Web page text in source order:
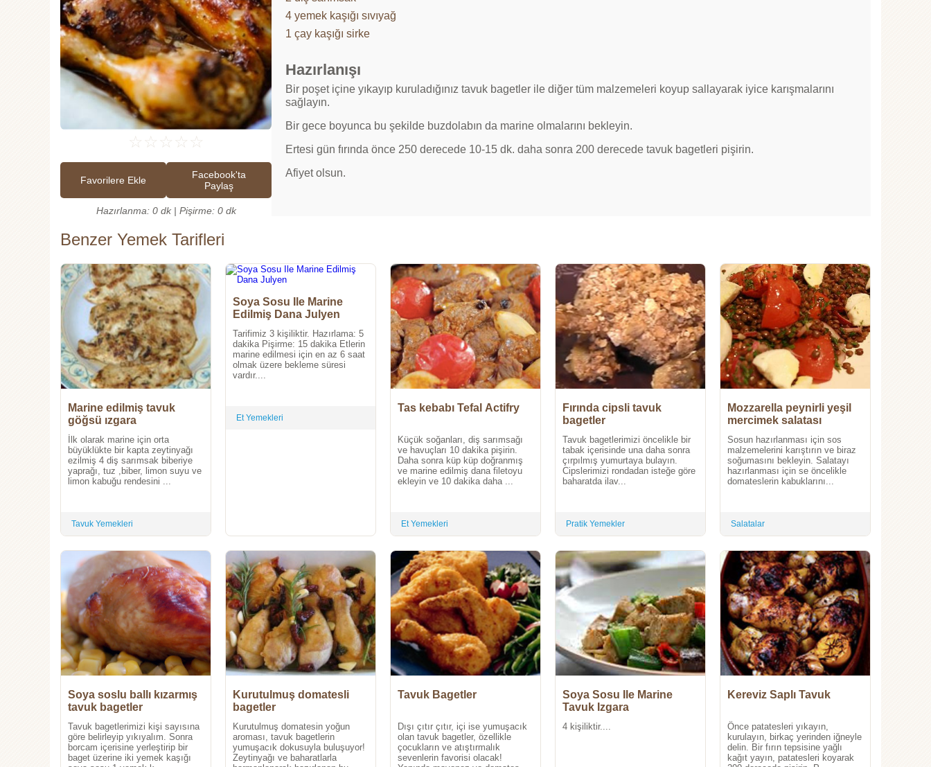
☆ ☆ ☆ ☆ ☆
Favorilere Ekle
Facebook'ta
Paylaş
Hazırlanma: 0 dk | Pişirme: 0 dk
4 yemek kaşığı sıvıyağ
1 çay kaşığı sirke
Hazırlanışı
Bir poşet içine yıkayıp kuruladığınız tavuk bagetler ile diğer tüm malzemeleri koyup sallayarak iyice karışmalarını
sağlayın.
Bir gece boyunca bu şekilde buzdolabın da marine olmalarını bekleyin.
Ertesi gün fırında önce 250 derecede 10-15 dk. daha sonra 200 derecede tavuk bagetleri pişirin.
Afiyet olsun.
Benzer Yemek Tarifleri
Marine edilmiş tavuk
göğsü ızgara
İlk olarak marine için orta
büyüklükte bir kapta zeytinyağı
ezilmiş 4 diş sarımsak biberiye
yaprağı, tuz ,biber, limon suyu ve
limon kabuğu rendesini ...
Tavuk Yemekleri
Soya Sosu Ile Marine
Edilmiş Dana Julyen
Tarifimiz 3 kişiliktir. Hazırlama: 5
dakika Pişirme: 15 dakika Etlerin
marine edilmesi için en az 6 saat
olmak üzere bekleme süresi
vardır....
Et Yemekleri
Tas kebabı Tefal Actifry
Küçük soğanları, diş sarımsağı
ve havuçları 10 dakika pişirin.
Daha sonra küp küp doğranmış
ve marine edilmiş dana filetoyu
ekleyin ve 10 dakika daha ...
Et Yemekleri
Fırında cipsli tavuk
bagetler
Tavuk bagetlerimizi öncelikle bir
tabak içerisinde una daha sonra
çırpılmış yumurtaya bulayın.
Cipslerimizi rondadan isteğe göre
baharatda ilav...
Pratik Yemekler
Mozzarella peynirli yeşil
mercimek salatası
Sosun hazırlanması için sos
malzemelerini karıştırın ve biraz
soğumasını bekleyin. Salatayı
hazırlanması için se öncelikle
domateslerin kabuklarını...
Salatalar
Soya soslu ballı kızarmış
tavuk bagetler
Tavuk bagetlerimizi kişi sayısına
göre belirleyip yıkıyalım. Sonra
borcam içerisine yerleştirip bir
baget üzerine iki yemek kaşığı
Kurutulmuş domatesli
bagetler
Kurutulmuş domatesin yoğun
aroması, tavuk bagetlerin
yumuşacık dokusuyla buluşuyor!
Zeytinyağı ve baharatlarla
Tavuk Bagetler
Dışı çıtır çıtır, içi ise yumuşacık
olan tavuk bagetler, özellikle
çocukların ve atıştırmalık
sevenlerin favorisi olacak!
Soya Sosu Ile Marine
Tavuk Izgara
4 kişiliktir....
Kereviz Saplı Tavuk
Önce patatesleri yıkayın,
kurulayın, birkaç yerinden iğneyle
delin. Bir fırın tepsisine yağlı
kağıt yayın, patatesleri koyarak